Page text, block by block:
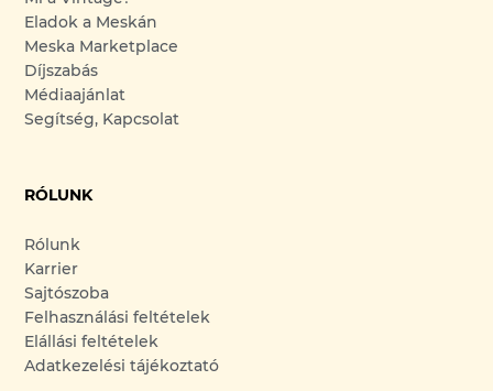
Eladok a Meskán
Meska Marketplace
Díjszabás
Médiaajánlat
Segítség, Kapcsolat
RÓLUNK
Rólunk
Karrier
Sajtószoba
Felhasználási feltételek
Elállási feltételek
Adatkezelési tájékoztató